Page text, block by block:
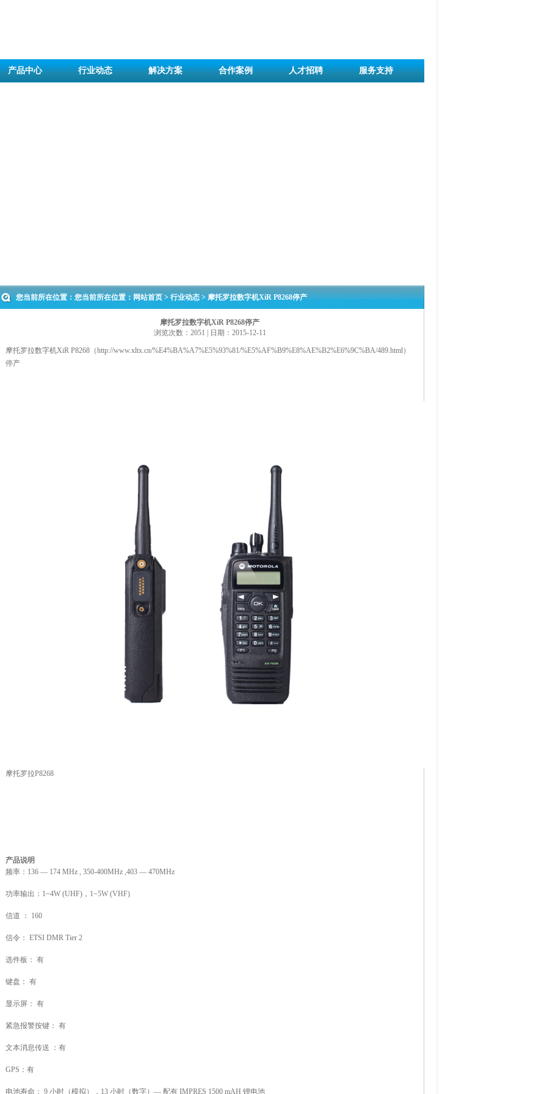
产品中心 行业动态 解决方案 合作案例 人才招聘 服务支持
您当前所在位置：您当前所在位置：网站首页>行业动态> 摩托罗拉数字机XiR P8268停产
摩托罗拉数字机XiR P8268停产
浏览次数：2051 | 日期：2015-12-11
摩托罗拉数字机XiR P8268（http://www.xltx.cn/%E4%BA%A7%E5%93%81/%E5%AF%B9%E8%AE%B2%E6%9C%BA/489.html）
停产
摩托罗拉P8268
产品说明
频率：136 — 174 MHz , 350-400MHz ,403 — 470MHz
功率输出：1~4W (UHF)，1~5W (VHF)
信道 ： 160
信令： ETSI DMR Tier 2
选件板： 有
键盘： 有
显示屏： 有
紧急报警按键： 有
文本消息传送 ：有
GPS：有
电池寿命： 9 小时（模拟），13 小时（数字）— 配有 IMPRES 1500 mAH 锂电池